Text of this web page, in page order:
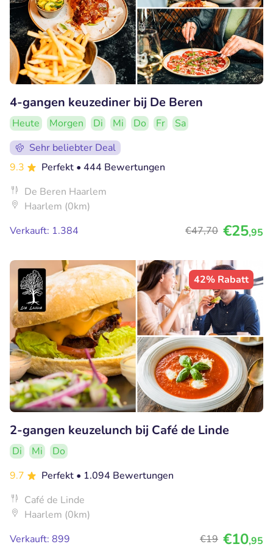
4-gangen keuzediner bij De Beren
Heute Morgen Di Mi Do Fr
Sa
Sehr beliebter Deal
9.3
Perfekt • 444 Bewertungen
De Beren Haarlem
Haarlem (0km)
Verkauft: 1.384
€47,70 €25,95
42% Rabatt
2-gangen keuzelunch bij Café de Linde
Di Mi
Do
9.7
Perfekt • 1.094 Bewertungen
Café de Linde
Haarlem (0km)
Verkauft: 899
€19 €10,95